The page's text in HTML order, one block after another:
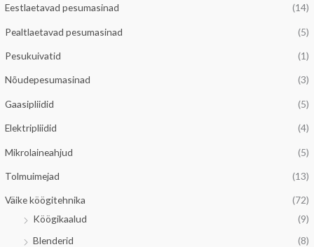
Eestlaetavad pesumasinad (14)
Pealtlaetavad pesumasinad (5)
Pesukuivatid (1)
Nõudepesumasinad (3)
Gaasipliidid (5)
Elektripliidid (4)
Mikrolaineahjud (5)
Tolmuimejad (13)
Väike köögitehnika
(72)
Köögikaalud
(9)
Blenderid
(8)